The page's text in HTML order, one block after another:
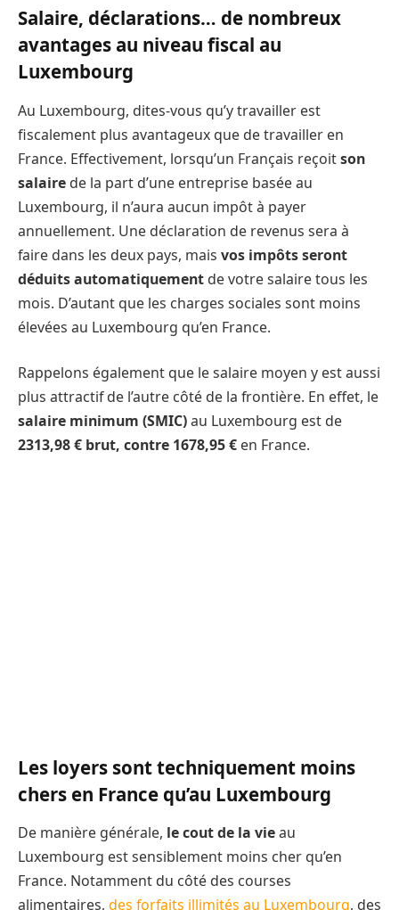
Salaire, déclarations… de nombreux
avantages au niveau fiscal au
Luxembourg
Au Luxembourg, dites-vous qu’y travailler est
fiscalement plus avantageux que de travailler en
France. Effectivement, lorsqu’un Français reçoitson
salaire de la part d’une entreprise basée au
Luxembourg, il n’aura aucun impôt à payer
annuellement. Une déclaration de revenus sera à
faire dans les deux pays, mais vos impôts seront
déduits automatiquement de votre salaire tous les
mois. D’autant que les charges sociales sont moins
élevées au Luxembourg qu’en France.
Rappelons également que le salaire moyen y est aussi
plus attractif de l’autre côté de la frontière. En effet, le
salaire minimum (SMIC)au Luxembourg est de
2313,98 € brut, contre 1678,95 € en France.
Les loyers sont techniquement moins
chers en France qu’au Luxembourg
De manière générale, le cout de la vieau
Luxembourg est sensiblement moins cher qu’en
France. Notamment du côté des courses
alimentaires, des forfaits illimités au Luxembourg, des